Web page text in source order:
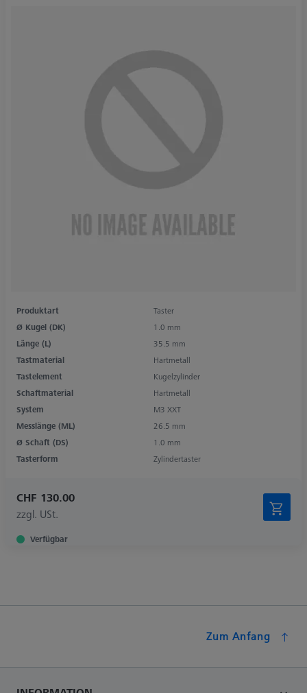
Produktart
Taster
Ø Kugel (DK)
1.0 mm
Länge (L)
35.5 mm
Tastmaterial
Hartmetall
Tastelement
Kugelzylinder
Schaftmaterial
Hartmetall
System
M3 XXT
Messlänge (ML)
26.5 mm
Ø Schaft (DS)
1.0 mm
Tasterform
Zylindertaster
CHF 130.00
zzgl. USt.
Verfügbar
Zum Anfang